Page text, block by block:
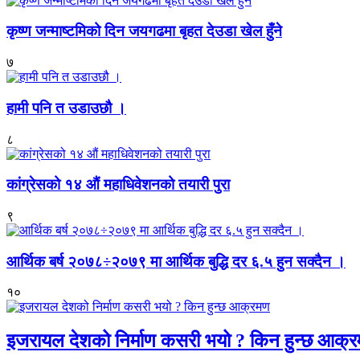
कृष्ण जन्माष्टमिको दिन जयगढमा बृहत देउडा खेल हुँने
७
हामी पनि त उडाउछौ ।
८
कांग्रेसको १४ औं महाधिवेशनको तयारी पुरा
९
आर्थिक बर्ष २०७८÷२०७९ मा आर्थिक बुद्धि दर ६.५ हुन सक्दैन ।
१०
इजरायल देशको निर्माण कसरी भयो ? किन हुन्छ